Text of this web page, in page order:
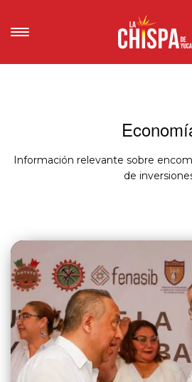
Información relevante sobre
de